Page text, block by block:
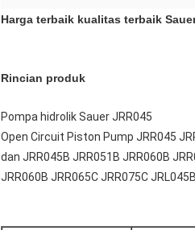
Harga terbaik kualitas terbaik
Rincian produk
Pompa hidrolik Sauer JRR045
Open Circuit Piston Pump JRR045
dan JRR045B JRR051B JRR060B
JRR060B JRR065C JRR075C